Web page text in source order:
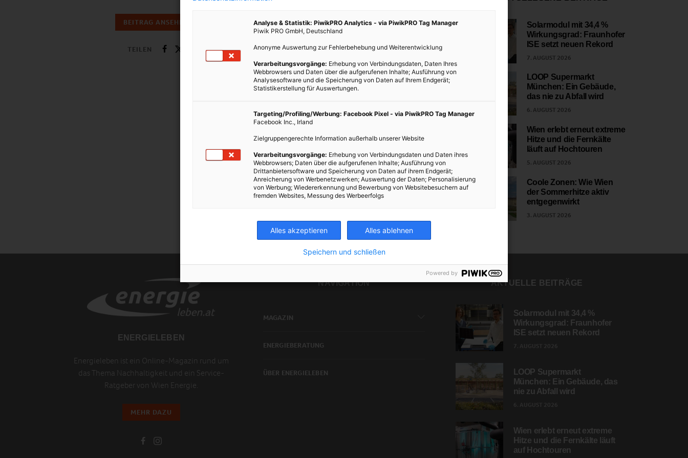
BEITRAG ANSEHEN
TEILEN
Solarmodul mit 34,4 %
Wirkungsgrad: Fraunhofer
ISE setzt neuen Rekord
7. AUGUST 2026
LOOP Supermarkt
München: Ein Gebäude,
das nie zu Abfall wird
6. AUGUST 2026
Wien erlebt erneut extreme
Hitze und die Fernkälte
läuft auf Hochtouren
5. AUGUST 2026
Coole Zonen: Wie Wien
der Sommerhitze aktiv
entgegenwirkt
3. AUGUST 2026
ENERGIELEBEN
Energieleben ist ein Online-Magazin rund um
das Thema Nachhaltigkeit und ein Service-
Ratgeber von Wien Energie.
MEHR DAZU
NAVIGATION
MAGAZIN
ENERGIEBERATUNG
ÜBER ENERGIELEBEN
AKTUELLE BEITRÄGE
Solarmodul mit 34,4 %
Wirkungsgrad: Fraunhofer
ISE setzt neuen Rekord
LOOP Supermarkt
München: Ein Gebäude, das
nie zu Abfall wird
Wien erlebt erneut extreme
Hitze und die Fernkälte läuft
auf Hochtouren
Analyse & Statistik: PiwikPRO Analytics - via PiwikPRO Tag Manager
Piwik PRO GmbH, Deutschland
Anonyme Auswertung zur Fehlerbehebung und Weiterentwicklung
Verarbeitungsvorgänge: Erhebung von Verbindungsdaten, Daten Ihres
Webbrowsers und Daten über die aufgerufenen Inhalte; Ausführung von
Analysesoftware und die Speicherung von Daten auf Ihrem Endgerät;
Statistikerstellung für Auswertungen.
Targeting/Profiling/Werbung: Facebook Pixel - via PiwikPRO Tag Manager
Facebook Inc., Irland
Zielgruppengerechte Information außerhalb unserer Website
Verarbeitungsvorgänge: Erhebung von Verbindungsdaten und Daten ihres
Webbrowsers; Daten über die aufgerufenen Inhalte; Ausführung von
Drittanbietersoftware und Speicherung von Daten auf ihrem Endgerät;
Anreicherung von Werbenetzwerken; Auswertung der Daten; Personalisierung
von Werbung; Wiedererkennung und Bewerbung von Websitebesuchern auf
fremden Websites, Messung des Werbeerfolgs
Alles akzeptieren Alles ablehnen
Speichern und schließen
Powered by